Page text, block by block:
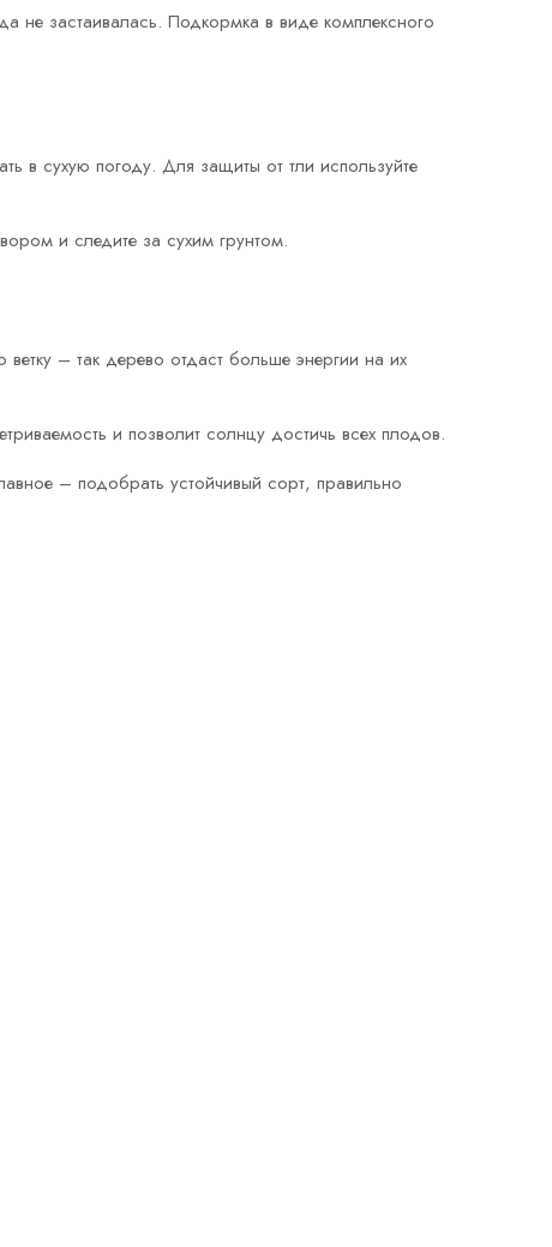
не застаивалась. Подкормка в виде комплексного
в сухую погоду. Для защиты от тли используйте
и следите за сухим грунтом.
– так дерево отдаст больше энергии на их
и позволит солнцу достичь всех плодов.
– подобрать устойчивый сорт, правильно